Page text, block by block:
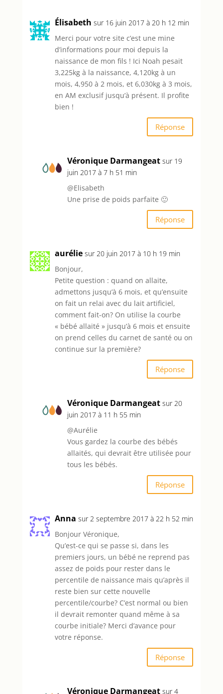
Élisabeth sur 16 juin 2017 à 20 h 12 min
Merci pour votre site c’est une mine
d’informations pour moi depuis la
naissance de mon fils ! Ici Noah pesait
3,225kg à la naissance, 4,120kg à un
mois, 4,950 à 2 mois, et 6,030kg à 3 mois,
en AM exclusif jusqu’à présent. Il profite
bien !
Réponse
Véronique Darmangeat sur 19
juin 2017 à 7 h 51 min
@Elisabeth
Une prise de poids parfaite 🙂
Réponse
aurélie sur 20 juin 2017 à 10 h 19 min
Bonjour,
Petite question : quand on allaite,
admettons jusqu’à 6 mois, et qu’ensuite
on fait un relai avec du lait artificiel,
comment fait-on? On utilise la courbe
« bébé allaité » jusqu’à 6 mois et ensuite
on prend celles du carnet de santé ou on
continue sur la première?
Réponse
Véronique Darmangeat sur 20
juin 2017 à 11 h 55 min
@Aurélie
Vous gardez la courbe des bébés
allaités, qui devrait être utilisée pour
tous les bébés.
Réponse
Anna sur 2 septembre 2017 à 22 h 52 min
Bonjour Véronique,
Qu’est-ce qui se passe si, dans les
premiers jours, un bébé ne reprend pas
assez de poids pour rester dans le
percentile de naissance mais qu’après il
reste bien sur cette nouvelle
percentile/courbe? C’est normal ou bien
il devrait remonter quand même à sa
courbe initiale? Merci d’avance pour
votre réponse.
Réponse
Véronique Darmangeat sur 4